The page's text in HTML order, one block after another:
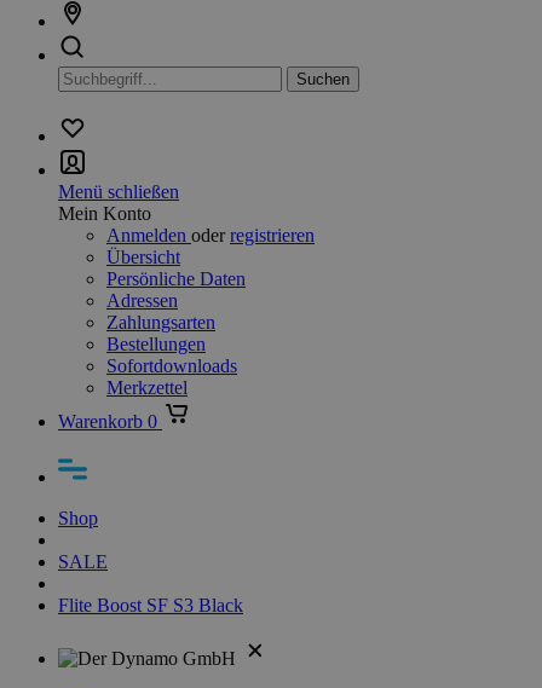
Suchen
Menü schließen
Mein Konto
Anmelden oderregistrieren
Übersicht
Persönliche Daten
Adressen
Zahlungsarten
Bestellungen
Sofortdownloads
Merkzettel
Warenkorb 0
Shop
SALE
Flite Boost SF S3 Black